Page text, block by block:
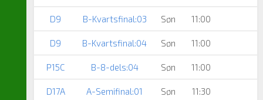
D9 B-Kvartsfinal:03 Søn 11:00
D9 B-Kvartsfinal:04 Søn 11:00
P15C B-8-dels:04 Søn 11:00
D17A A-Semifinal:01 Søn 11:30